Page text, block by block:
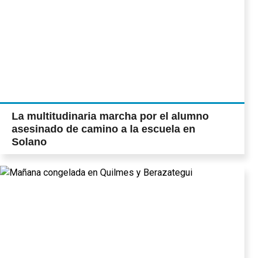
La multitudinaria marcha por el alumno
asesinado de camino a la escuela en
Solano